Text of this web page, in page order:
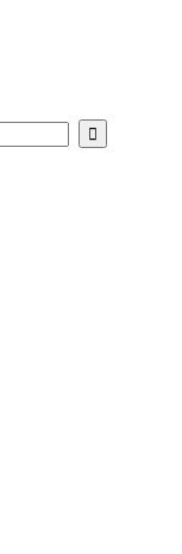
